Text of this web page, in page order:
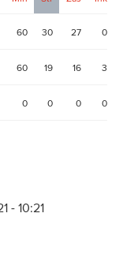
60 30 27 0
60 19 16 3
0 0 0 0
- 10:21